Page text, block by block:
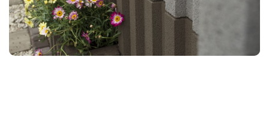
Obrzeża dekoracyjne
Palisady